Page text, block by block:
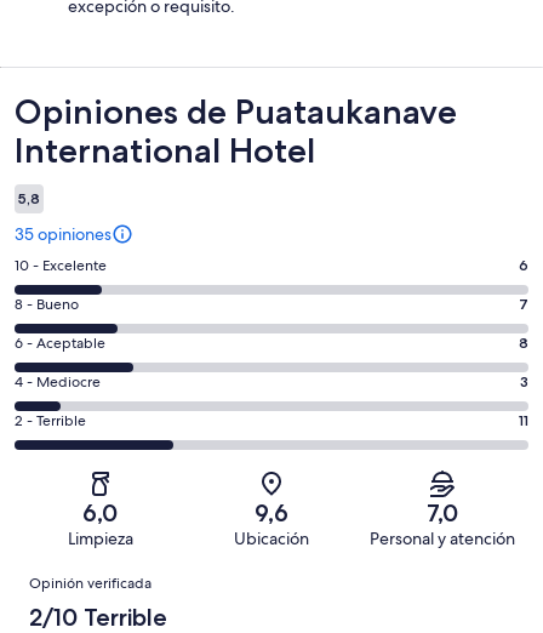
excepción o requisito.
Opiniones
Opiniones de Puataukanave
International Hotel
5,8
35 opiniones
Evaluación:
10
-
Excelente.
6
de
35
opiniones
10 - Excelente 6
Evaluación:
8
-
Bueno.
7
de
35
opiniones
8 - Bueno 7
Evaluación:
6
-
Aceptable.
8
opiniones
6 - Aceptable 8
Evaluación:
4
-
4 - Mediocre 3
Evaluación:
2
35
opiniones
2 - Terrible 11
6,0
Limpieza
9,6
Ubicación
7,0
Personal y atención
Opiniones
Opinión verificada
2/10 Terrible